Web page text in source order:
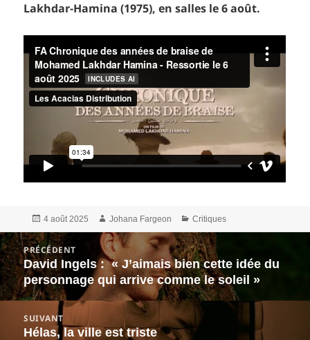
Lakhdar-Hamina (1975), en salles le 6 août.
Publié
le
4 août 2025 Auteur
Johana Fargeon Catégories
Critiques
Navigation
de
l’article
PRÉCÉDENT
Article
précédent :
David Ingels : « J’aimais bien cette idée du
personnage qui arrive comme le soleil »
SUIVANT
Article
Hélas, la ville est triste